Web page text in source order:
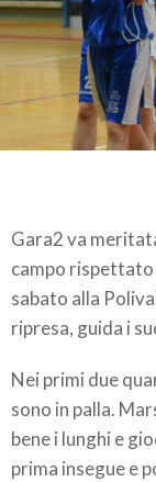
Gara2 va
campo rispettato
sabato alla
ripresa, guida i
Nei primi due
sono in palla.
bene i lunghi e
prima insegue e